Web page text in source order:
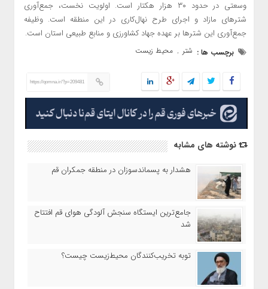
وسعتی در حدود ۳۰ هزار هکتار است. اولویت نخست، جمع‌آوری
شترهای مازاد و اجرای طرح نهال‌کاری در این منطقه است. وظیفه
جمع‌آوری این شترها بر عهده جهاد کشاورزی و منابع طبیعی استان است.
برچسب ها : شتر , محیط زیست
https://qomna.ir/?p=209481
نوشته های مشابه
هشدار به پسماندسوزان در منطقه جمکران قم
جامع‌ترین ایستگاه سنجش آلودگی هوای قم افتتاح
شد
توبه تخریب‌کنندگان محیط‌زیست چیست؟